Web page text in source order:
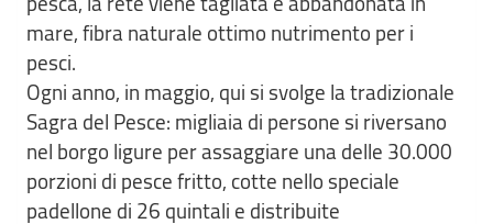
mare, fibra naturale ottimo nutrimento per i
pesci.
Ogni anno, in maggio, qui si svolge la tradizionale
Sagra del Pesce: migliaia di persone si riversano
nel borgo ligure per assaggiare una delle 30.000
porzioni di pesce fritto, cotte nello speciale
padellone di 26 quintali e distribuite